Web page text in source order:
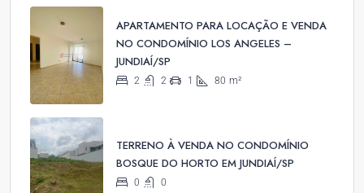
APARTAMENTO PARA LOCAÇÃO E VENDA
NO CONDOMÍNIO LOS ANGELES –
JUNDIAÍ/SP
2 2 1 80 m²
TERRENO À VENDA NO CONDOMÍNIO
BOSQUE DO HORTO EM JUNDIAÍ/SP
0 0